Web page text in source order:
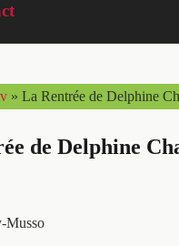
» La Rentrée de Delphine
de Delphine
Musso